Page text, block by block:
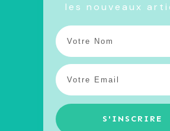
les nouveaux
S'INSCRIRE